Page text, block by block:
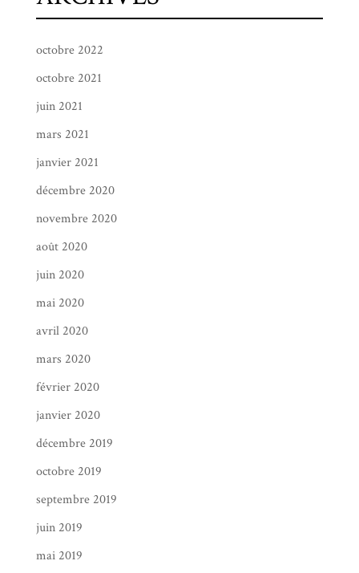
octobre 2022
octobre 2021
juin 2021
mars 2021
janvier 2021
décembre 2020
novembre 2020
août 2020
juin 2020
mai 2020
avril 2020
mars 2020
février 2020
janvier 2020
décembre 2019
octobre 2019
septembre 2019
juin 2019
mai 2019